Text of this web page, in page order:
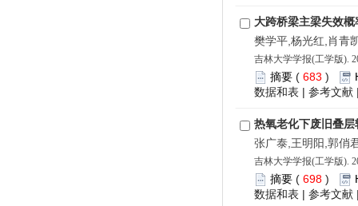
大跨桥梁主梁失效
樊学平,杨光红,肖青
吉林大学学报(工学版).
摘要 ( 683 )
数据和表 | 参考文献
热氧老化下废旧叠
张广泰,王明阳,郭俏
吉林大学学报(工学版).
摘要 ( 698 )
数据和表 | 参考文献